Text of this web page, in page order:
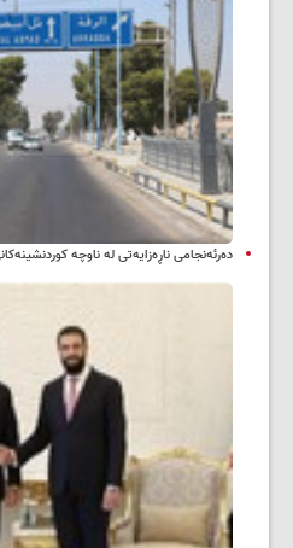
دەرئەنجامی ناڕەزایەتی لە ناوچە